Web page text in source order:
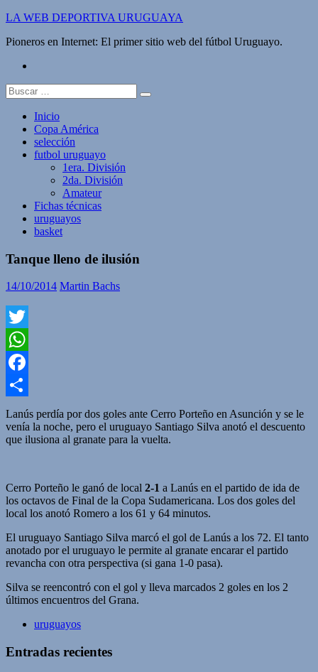
Saltar
contenido
LA WEB DEPORTIVA URUGUAYA
Pioneros en Internet: El primer sitio web del fútbol Uruguayo.
Buscar:
Inicio
Copa América
selección
futbol uruguayo
1era. División
2da. División
Amateur
Fichas técnicas
uruguayos
basket
Tanque lleno de ilusión
14/10/2014 Martin Bachs
Twitter
WhatsApp
Facebook
Compartir
Lanús perdía por dos goles ante Cerro Porteño en Asunción y se le
venía la noche, pero el uruguayo Santiago Silva anotó el descuento
que ilusiona al granate para la vuelta.
Cerro Porteño le ganó de local 2-1 a Lanús en el partido de ida de
los octavos de Final de la Copa Sudamericana. Los dos goles del
local los anotó Romero a los 61 y 64 minutos.
El uruguayo Santiago Silva marcó el gol de Lanús a los 72. El tanto
anotado por el uruguayo le permite al granate encarar el partido
revancha con otra perspectiva (si gana 1-0 pasa).
Silva se reencontró con el gol y lleva marcados 2 goles en los 2
últimos encuentros del Grana.
uruguayos
Entradas recientes